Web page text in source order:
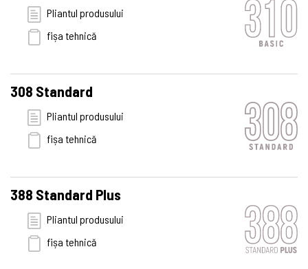
Pliantul produsului
fișa tehnică
308 Standard
Pliantul produsului
fișa tehnică
388 Standard Plus
Pliantul produsului
fișa tehnică